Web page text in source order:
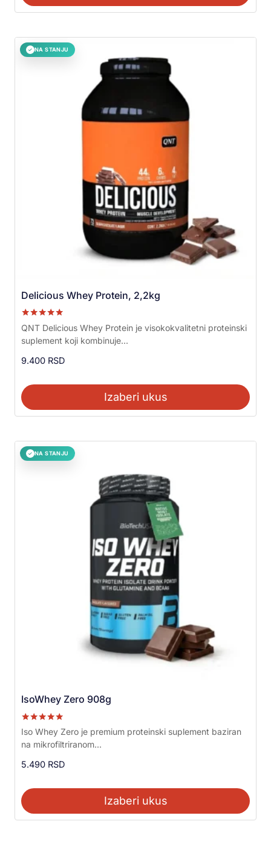
✓ NA STANJU
Delicious Whey Protein, 2,2kg
Ocenjeno sa
5.00
od 5
QNT Delicious Whey Protein je visokokvalitetni proteinski
suplement koji kombinuje...
9.400 RSD
Izaberi ukus
✓ NA STANJU
IsoWhey Zero 908g
Ocenjeno sa
5.00
od 5
Iso Whey Zero je premium proteinski suplement baziran
na mikrofiltriranom...
5.490 RSD
Izaberi ukus